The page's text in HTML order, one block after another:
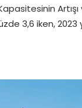
Artışı
3,6 iken, 2023